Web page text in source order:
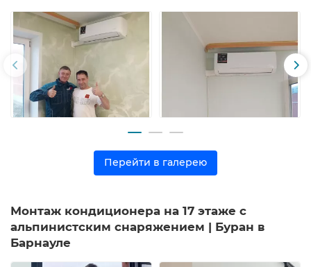
Перейти в галерею
Монтаж кондиционера на 17 этаже с
альпинистским снаряжением | Буран в
Барнауле